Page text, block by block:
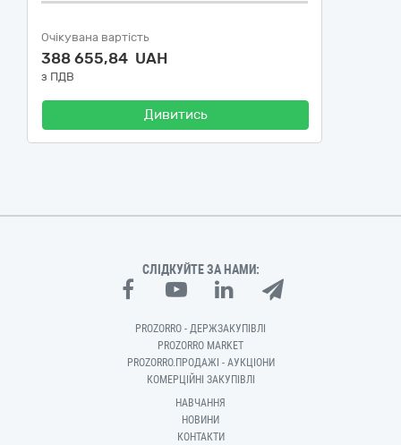
Очікувана вартість
388 655,84 UAH
з ПДВ
Дивитись
СЛІДКУЙТЕ ЗА НАМИ:
PROZORRO - ДЕРЖЗАКУПІВЛІ
PROZORRO MARKET
PROZORRO.ПРОДАЖІ - АУКЦІОНИ
КОМЕРЦІЙНІ ЗАКУПІВЛІ
НАВЧАННЯ
НОВИНИ
КОНТАКТИ